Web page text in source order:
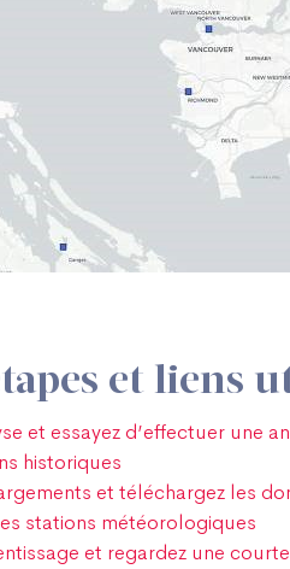
et liens
et essayez d’effectuer une
historiques
et téléchargez les
stations météorologiques
et regardez une